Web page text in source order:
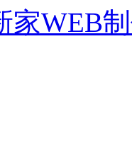
家WEB